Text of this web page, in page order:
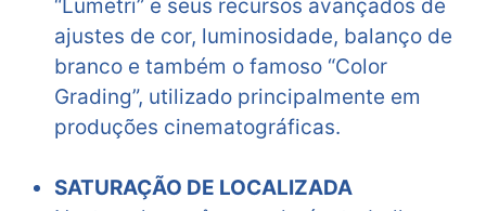
“Lumetri” e seus recursos avançados de
ajustes de cor, luminosidade, balanço de
branco e também o famoso “Color
Grading”, utilizado principalmente em
produções cinematográficas.
SATURAÇÃO DE LOCALIZADA